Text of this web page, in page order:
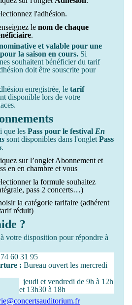
l'adhésion.
le nom de chaque
.
et valable pour une
la saison en cours. Si
souhaitent bénéficier du tarif
doit être souscrite pour
enregistrée, le tarif
disponible lors de votre
que les Pass pour le festival En
sont disponibles dans l'onglet Pass
.
sur l’onglet Abonnement et
en en chambre et vous
la formule souhaitez
pass 2 concerts…)
la catégorie tarifaire (adhérent
réduit)
?
votre disposition pour répondre à
60 31 95
: Bureau ouvert les mercredi
jeudi et vendredi de 9h à 12h
et 13h30 à 18h